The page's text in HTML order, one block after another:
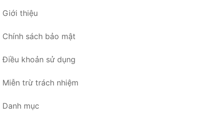
Giới thiệu
Chính sách bảo mật
Điều khoản sử dụng
Miễn trừ trách nhiệm
Danh mục